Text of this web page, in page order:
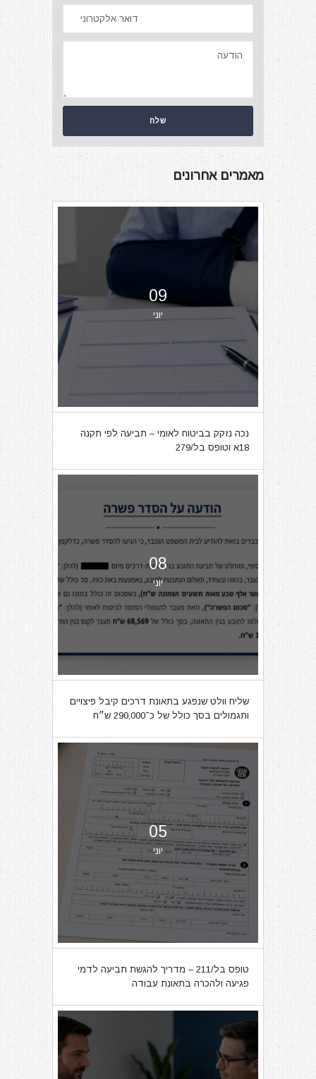
מאמרים אחרונים
09
יוני
נכה נזקק בביטוח לאומי – תביעה לפי תקנה
18א וטופס בל/279
08
יוני
שליח וולט שנפגע בתאונת דרכים קיבל פיצויים
ותגמולים בסך כולל של כ־290,000 ש״ח
05
יוני
טופס בל/211 – מדריך להגשת תביעה לדמי
פגיעה ולהכרה בתאונת עבודה